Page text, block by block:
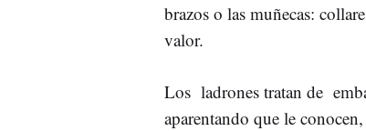
brazos o las muñecas:
valor.
Los ladrones tratan de
aparentando que le